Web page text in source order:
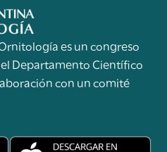
es un congreso
Departamento Científico
con un comité